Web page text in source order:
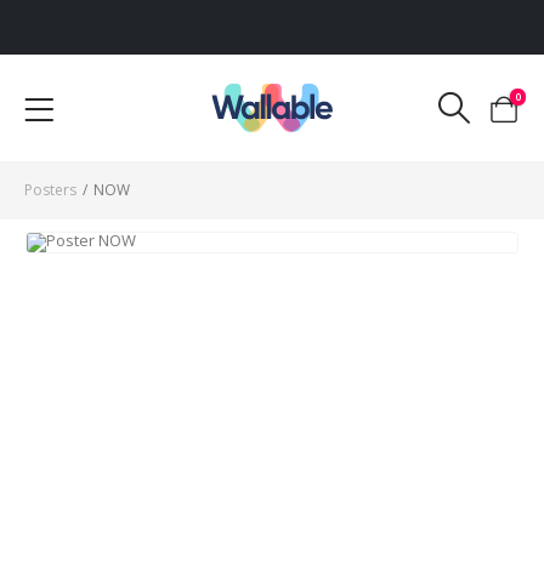
Voor 12:00 uur besteld, dezelfde werkdag verzonden
0
Posters / NOW